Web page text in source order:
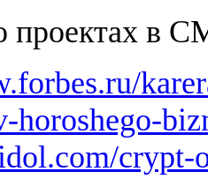
проектах в
horoshego-
crypt-